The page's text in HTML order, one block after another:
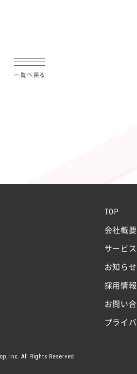
TOP
会社概要
サービス
お知らせ
採用情報
お問い
プライ
Inc. All Rights Reserved.